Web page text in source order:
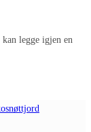
legge igjen en